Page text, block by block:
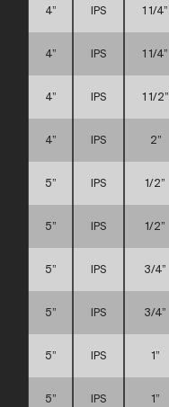
4” IPS 1 1/4”
4” IPS 1 1/4”
4” IPS 1 1/2”
4” IPS 2”
5” IPS 1/2”
5” IPS 1/2”
5” IPS 3/4”
5” IPS 3/4”
5” IPS 1”
5” IPS 1”